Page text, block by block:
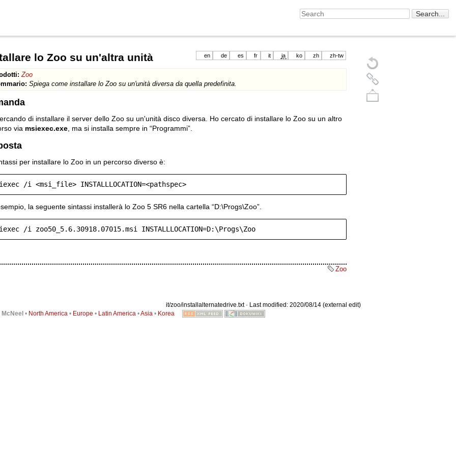
en de es fr it ja ko zh zh-tw
lo Zoo su un'altra unità
Zoo
Spiega come installare lo Zoo su un'unità diversa da quella predefinita.
di installare il server dello Zoo su un'unità disco diversa. Ho cercato di installare lo Zoo su un altro
via msiexec.exe, ma si installa sempre in “Programmi”.
per installare lo Zoo in un percorso diverso è:
/i <msi_file> INSTALLLOCATION=<pathspec>
la seguente sintassi installerà lo Zoo 5 SR6 nella cartella “D:\Progs\Zoo”.
/i zoo50_5.6.30918.07015.msi INSTALLLOCATION=D:\Progs\Zoo
Zoo
it/zoo/installalternatedrive.txt· Last modified: 2020/08/14 (external edit)
McNeel • North America• Europe • Latin America•Asia• Korea